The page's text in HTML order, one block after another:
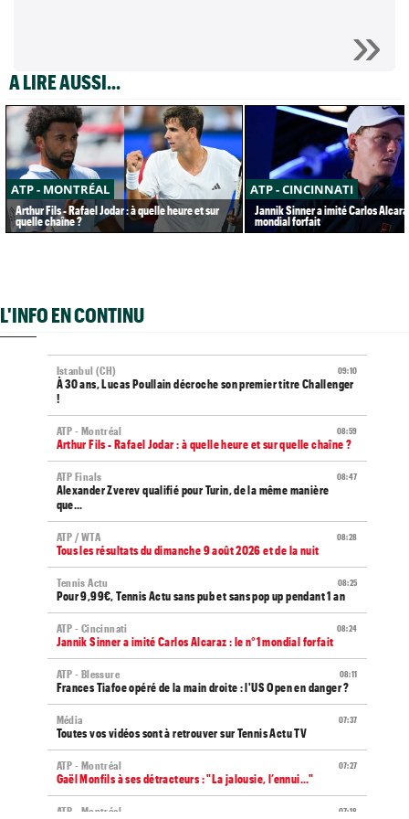
A LIRE AUSSI...
ATP - MONTRÉAL
Arthur Fils - Rafael Jodar : à quelle heure et sur
quelle chaîne ?
ATP - CINCINNATI
Jannik Sinner a imité Carlos
mondial forfait
L'INFO EN CONTINU
09:10
Istanbul (CH)
À 30 ans, Lucas Poullain décroche son premier titre Challenger
!
08:59
ATP - Montréal
Arthur Fils - Rafael Jodar : à quelle heure et sur quelle chaîne ?
08:47
ATP Finals
Alexander Zverev qualifié pour Turin, de la même manière
que...
08:28
ATP / WTA
Tous les résultats du dimanche 9 août 2026 et de la nuit
08:25
Tennis Actu
Pour 9,99€, Tennis Actu sans pub et sans pop up pendant 1 an
08:24
ATP - Cincinnati
Jannik Sinner a imité Carlos Alcaraz : le n°1 mondial forfait
08:11
ATP - Blessure
Frances Tiafoe opéré de la main droite : l'US Open en danger ?
07:37
Média
Toutes vos vidéos sont à retrouver sur Tennis Actu TV
07:27
ATP - Montréal
Gaël Monfils à ses détracteurs : "La jalousie, l’ennui..."
07:18
ATP - Montréal